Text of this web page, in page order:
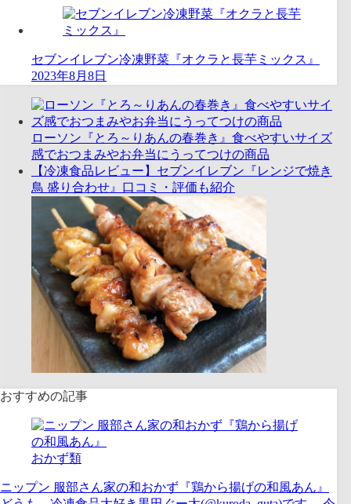
セブンイレブン冷凍野菜『オクラと長芋ミックス』
2023年8月8日
ローソン『とろ～りあんの春巻き』食べやすいサイズ
感でおつまみやお弁当にうってつけの商品
【冷凍食品レビュー】セブンイレブン『レンジで焼き
鳥 盛り合わせ』口コミ・評価も紹介
おすすめの記事
おかず類
ニップン 服部さん家の和おかず『鶏から揚げの和風あん』